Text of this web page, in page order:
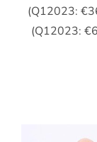
(Q12023:
(Q12023: